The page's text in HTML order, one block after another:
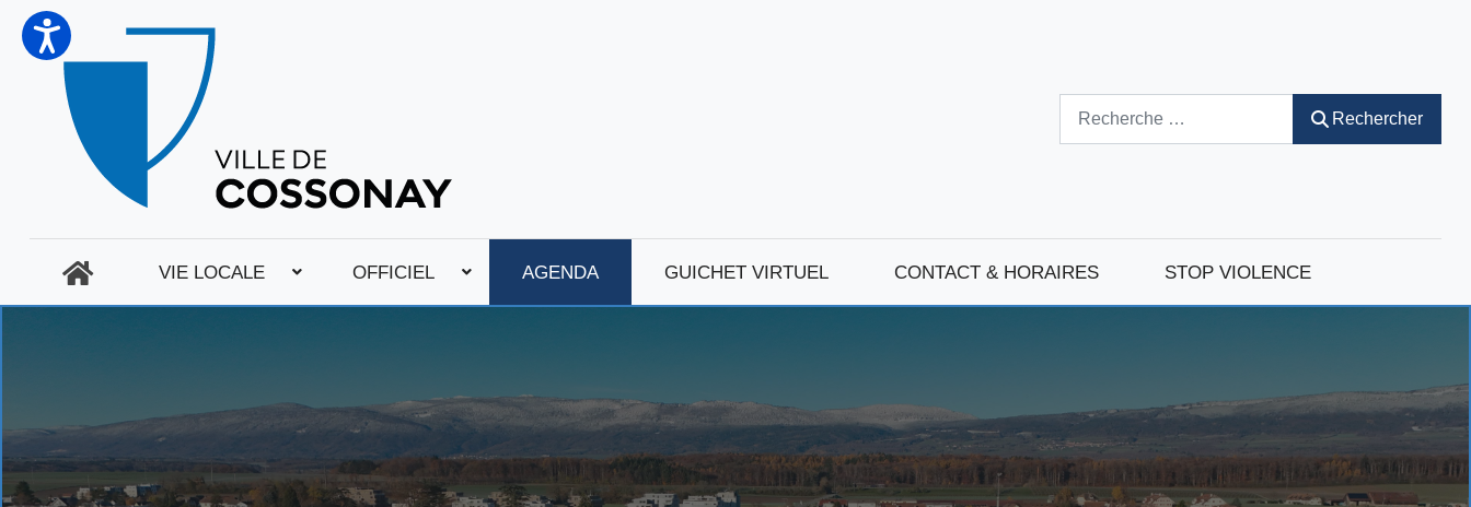
Rechercher
VIE LOCALE OFFICIEL AGENDA GUICHET VIRTUEL CONTACT & HORAIRES STOP VIOLENCE